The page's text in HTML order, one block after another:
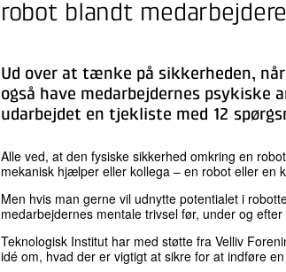
robot blandt
Ud over at tænke på sikkerheden,
også have medarbejdernes psykiske
udarbejdet en tjekliste med 12
Alle ved, at den fysiske sikkerhed omkring en
mekanisk hjælper eller kollega – en robot eller en
Men hvis man gerne vil udnytte potentialet i
medarbejdernes mentale trivsel før, under og
Teknologisk Institut har med støtte fra Velliv
idé om, hvad der er vigtigt at sikre for at indføre